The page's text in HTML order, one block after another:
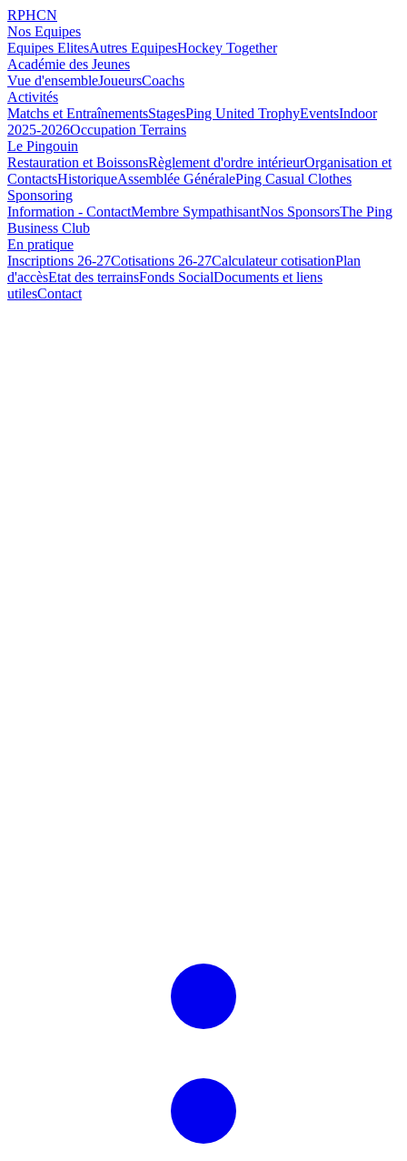
RPHCN
Nos Equipes
Equipes ElitesAutres EquipesHockey Together
Académie des Jeunes
Vue d'ensembleJoueursCoachs
Activités
Matchs et EntraînementsStagesPing United TrophyEventsIndoor
2025-2026Occupation Terrains
Le Pingouin
Restauration et BoissonsRèglement d'ordre intérieurOrganisation et
ContactsHistoriqueAssemblée GénéralePing Casual Clothes
Sponsoring
Information - ContactMembre SympathisantNos SponsorsThe Ping
Business Club
En pratique
Inscriptions 26-27Cotisations 26-27Calculateur cotisationPlan
d'accèsEtat des terrainsFonds SocialDocuments et liens
utilesContact